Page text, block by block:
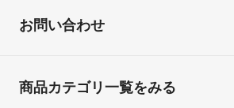
お問い合わせ
商品カテゴリ一覧をみる